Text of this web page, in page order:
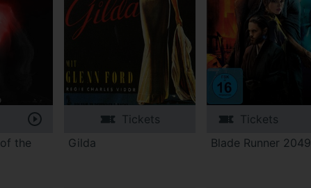
the
Tickets
Gilda
Tickets
Blade Runner 2049